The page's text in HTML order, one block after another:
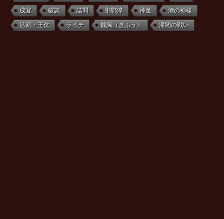
成宜 破談 詰問 邯鄲淳 神童 酒の神様
呂凱・王伉 ライチ 魏諷（ぎふう） 潼関の戦い